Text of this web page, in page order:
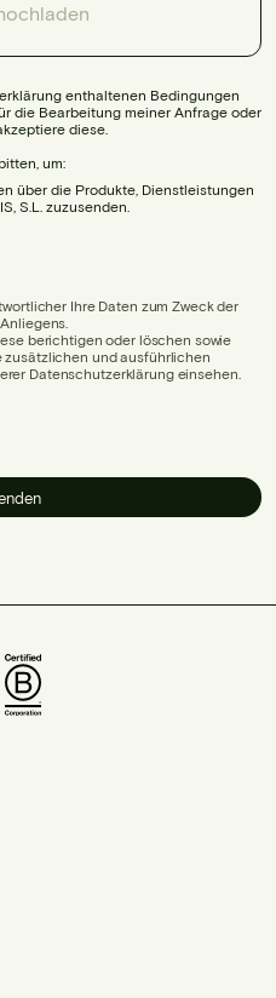
enthaltenen Bedingungen
die Bearbeitung meiner Anfrage oder
diese.
um:
über die Produkte, Dienstleistungen
S.L. zuzusenden.
Ihre Daten zum Zweck der
berichtigen oder löschen sowie
zusätzlichen und ausführlichen
Datenschutzerklärung einsehen.